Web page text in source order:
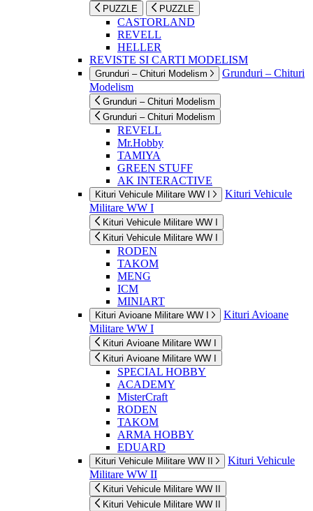
PUZZLE PUZZLE
CASTORLAND
REVELL
HELLER
REVISTE SI CARTI MODELISM
Grunduri – Chituri Modelism
Grunduri – Chituri
Modelism
Grunduri – Chituri Modelism
Grunduri – Chituri Modelism
REVELL
Mr.Hobby
TAMIYA
GREEN STUFF
AK INTERACTIVE
Kituri Vehicule Militare WW I
Kituri Vehicule
Militare WW I
Kituri Vehicule Militare WW I
Kituri Vehicule Militare WW I
RODEN
TAKOM
MENG
ICM
MINIART
Kituri Avioane Militare WW I
Kituri Avioane
Militare WW I
Kituri Avioane Militare WW I
Kituri Avioane Militare WW I
SPECIAL HOBBY
ACADEMY
MisterCraft
RODEN
TAKOM
ARMA HOBBY
EDUARD
Kituri Vehicule Militare WW II
Kituri Vehicule
Militare WW II
Kituri Vehicule Militare WW II
Kituri Vehicule Militare WW II